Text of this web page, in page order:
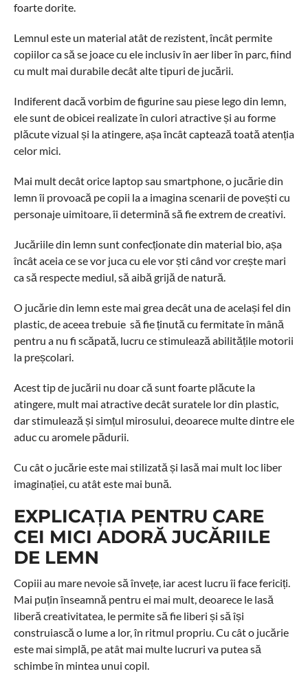
foarte dorite.
Lemnul este un material atât de rezistent, încât permite
copiilor ca să se joace cu ele inclusiv în aer liber în parc, fiind
cu mult mai durabile decât alte tipuri de jucării.
Indiferent dacă vorbim de figurine sau piese lego din lemn,
ele sunt de obicei realizate în culori atractive și au forme
plăcute vizual și la atingere, așa încât captează toată atenția
celor mici.
Mai mult decât orice laptop sau smartphone, o jucărie din
lemn îi provoacă pe copii la a imagina scenarii de povești cu
personaje uimitoare, îi determină să fie extrem de creativi.
Jucăriile din lemn sunt confecționate din material bio, așa
încât aceia ce se vor juca cu ele vor ști când vor crește mari
ca să respecte mediul, să aibă grijă de natură.
O jucărie din lemn este mai grea decât una de același fel din
plastic, de aceea trebuie să fie ținută cu fermitate în mână
pentru a nu fi scăpată, lucru ce stimulează abilitățile motorii
la preșcolari.
Acest tip de jucării nu doar că sunt foarte plăcute la
atingere, mult mai atractive decât suratele lor din plastic,
dar stimulează și simțul mirosului, deoarece multe dintre ele
aduc cu aromele pădurii.
Cu cât o jucărie este mai stilizată și lasă mai mult loc liber
imaginației, cu atât este mai bună.
EXPLICAȚIA PENTRU CARE
CEI MICI ADORĂ JUCĂRIILE
DE LEMN
Copiii au mare nevoie să învețe, iar acest lucru îi face fericiți.
Mai puțin înseamnă pentru ei mai mult, deoarece le lasă
liberă creativitatea, le permite să fie liberi și să își
construiască o lume a lor, în ritmul propriu. Cu cât o jucărie
este mai simplă, pe atât mai multe lucruri va putea să
schimbe în mintea unui copil.